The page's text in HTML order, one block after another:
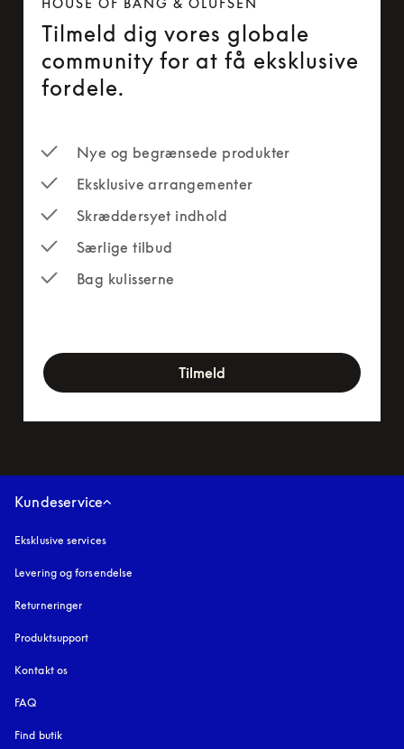
Tilmeld dig vores globale
community for at få eksklusive
fordele.
Nye og begrænsede produkter
Eksklusive arrangementer
Skræddersyet indhold
Særlige tilbud
Bag kulisserne
Tilmeld
Kundeservice
Eksklusive services
Levering og forsendelse
Returneringer
Produktsupport
Kontakt os
FAQ
Find butik